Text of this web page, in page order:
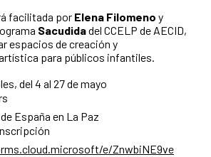
facilitada por Elena Filomeno y
Sacudidadel CCELP de AECID,
espacios de creación y
para públicos infantiles.
del 4 al 27 de mayo
España en La Paz
e/ZnwbiNE9ve